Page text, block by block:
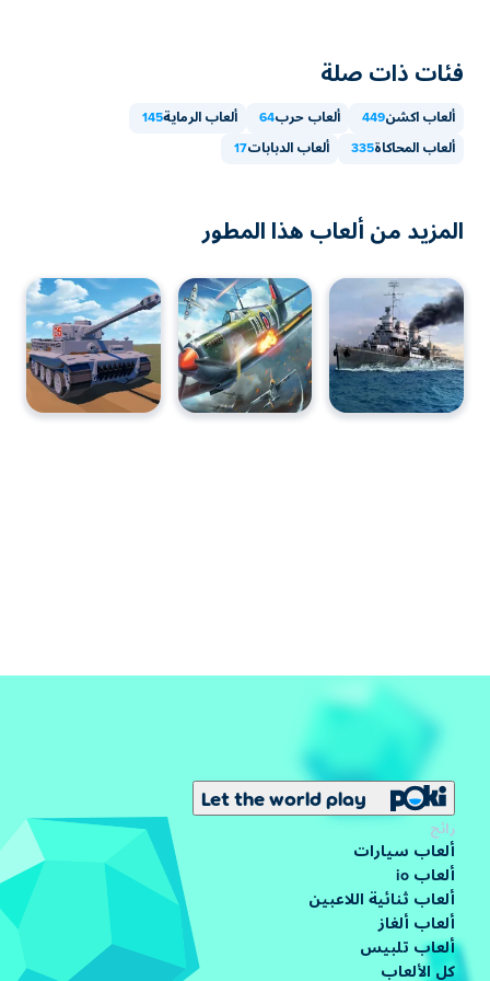
مثل الهواتف والأجهزة اللوحية.
فئات ذات صلة
ألعاب اكشن449 ألعاب حرب64 ألعاب الرماية145
ألعاب المحاكاة335 ألعاب الدبابات17
المزيد من ألعاب هذا المطور
Let the world play
رائج
ألعاب سيارات
ألعاب io
ألعاب ثنائية اللاعبين
ألعاب ألغاز
ألعاب تلبيس
كل الألعاب